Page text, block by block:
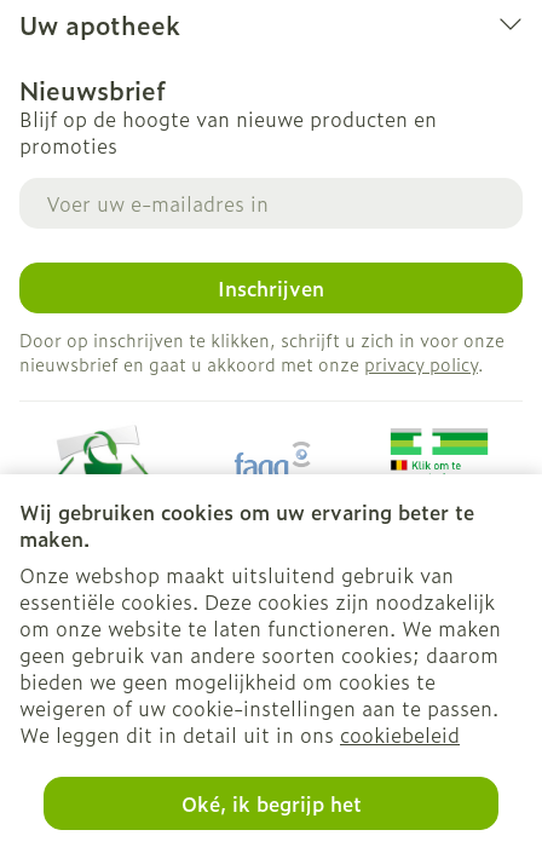
Wij gebruiken cookies om uw ervaring beter te
maken.
Onze webshop maakt uitsluitend gebruik van
essentiële cookies. Deze cookies zijn noodzakelijk
om onze website te laten functioneren. We maken
geen gebruik van andere soorten cookies; daarom
bieden we geen mogelijkheid om cookies te
weigeren of uw cookie-instellingen aan te passen.
We leggen dit in detail uit in ons cookiebeleid
Oké, ik begrijp het
Uw apotheek
Nieuwsbrief
Blijf op de hoogte van nieuwe producten en
promoties
Inschrijven
Door op inschrijven te klikken, schrijft u zich in voor onze
nieuwsbrief en gaat u akkoord met onze privacy policy.
Juridische links